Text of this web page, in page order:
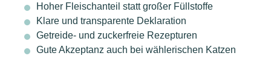
Hoher Fleischanteil statt großer Füllstoffe
Klare und transparente Deklaration
Getreide- und zuckerfreie Rezepturen
Gute Akzeptanz auch bei wählerischen Katzen